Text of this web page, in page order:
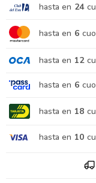
hasta en 24
hasta en 6
hasta en 12
hasta en 6
hasta en 18
hasta en 10